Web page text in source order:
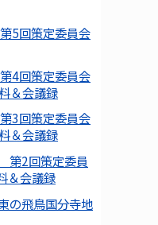
5回策定委員会
4回策定委員会
＆会議録
3回策定委員会
＆会議録
第2回策定委員
＆会議録
の飛鳥国分寺地